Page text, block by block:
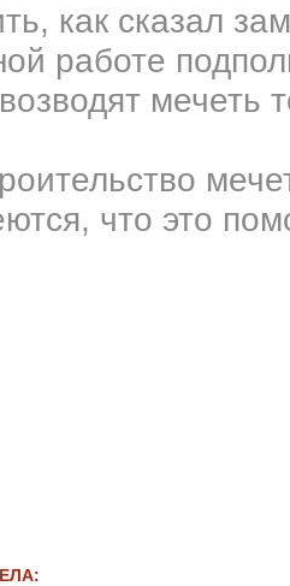
как сказал
работе
мечеть
что это